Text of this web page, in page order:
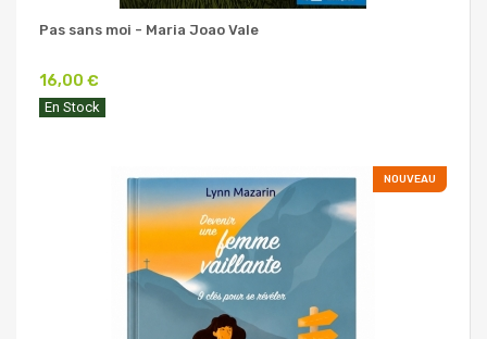
Pas sans moi - Maria Joao Vale
16,00 €
En Stock
NOUVEAU